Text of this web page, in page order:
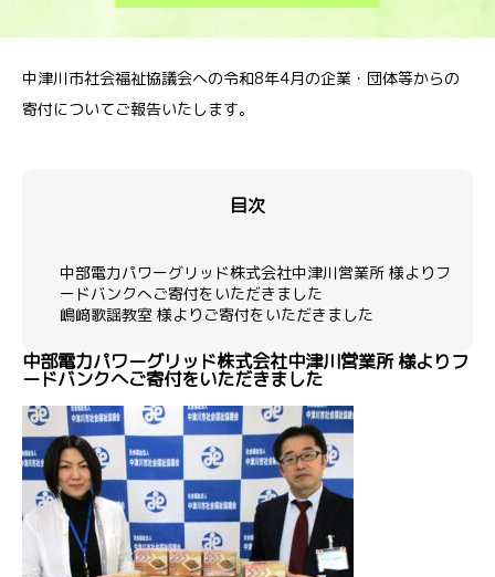
中津川市社会福祉協議会への令和8年4月の企業・団体等からの
寄付についてご報告いたします。
目次
中部電力パワーグリッド株式会社中津川営業所 様よりフ
ードバンクへご寄付をいただきました
嶋﨑歌謡教室 様よりご寄付をいただきました
中部電力パワーグリッド株式会社中津川営業所 様よりフ
ードバンクへご寄付をいただきました